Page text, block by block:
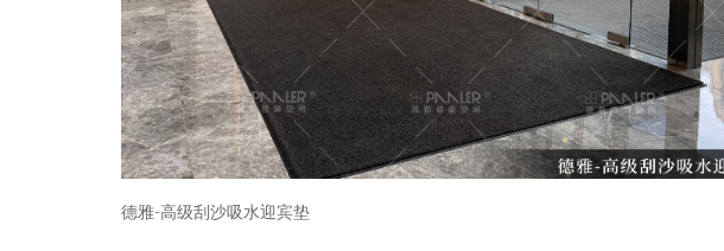
德雅-高级刮沙吸水迎宾垫